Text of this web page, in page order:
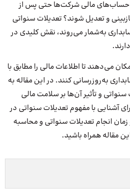
مالی شرکت‌ها حتی پس از
و تعدیل شوند؟ تعدیلات سنواتی
به‌شمار می‌روند، نقش کلیدی در
می‌دهند تا اطلاعات مالی را مطابق با
به‌روزرسانی کنند. در این مقاله به
و تأثیر آن‌ها بر سلامت مالی
آشنایی با مفهوم تعدیلات سنواتی در
زمان انجام تعدیلات سنواتی و محاسبه
مقاله همراه باشید.